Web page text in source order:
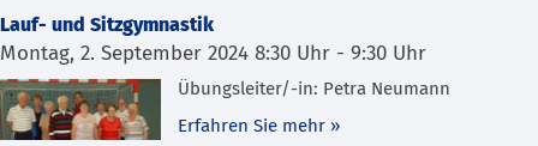
Lauf- und Sitzgymnastik
Montag, 2. September 2024 8:30 Uhr - 9:30 Uhr
Übungsleiter/-in: Petra Neumann
Erfahren Sie mehr »